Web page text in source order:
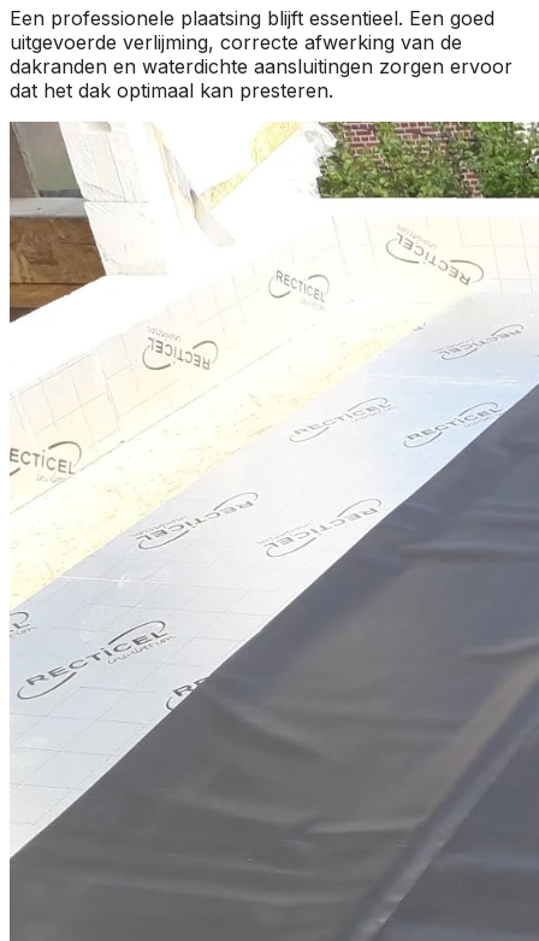
Een professionele plaatsing blijft essentieel. Een goed
uitgevoerde verlijming, correcte afwerking van de
dakranden en waterdichte aansluitingen zorgen ervoor
dat het dak optimaal kan presteren.